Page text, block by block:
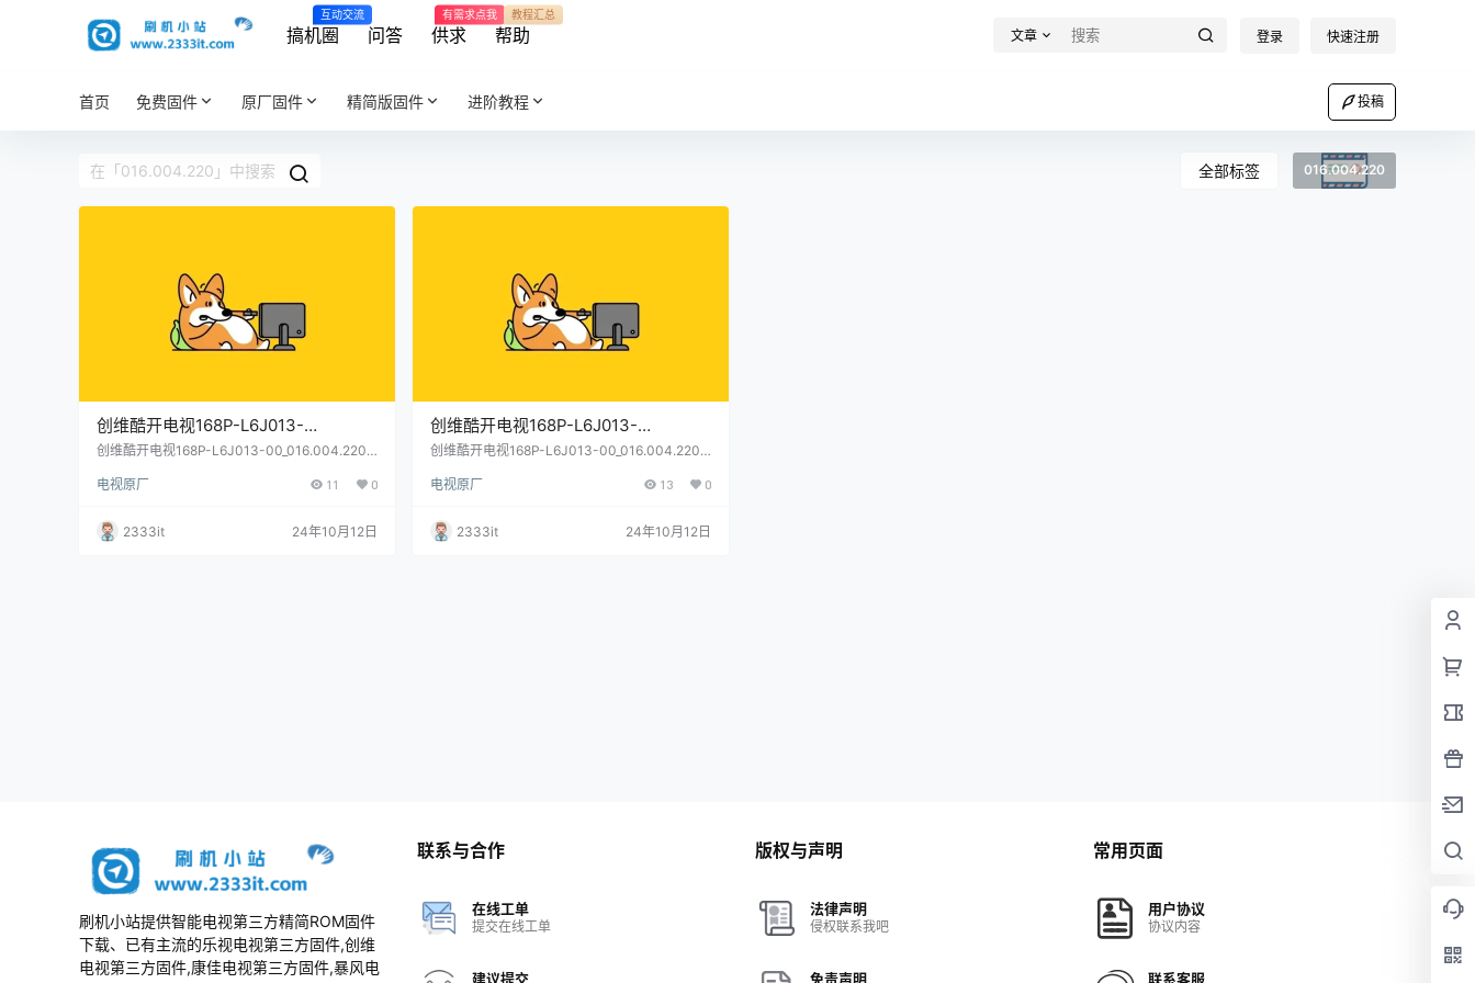
搞机圈
互动交流
问答 供求
有需求点我
帮助
教程汇总
文章 登录 快速注册
首页 免费固件 原厂固件 精简版固件 进阶教程 投稿
全部标签 016.004.220
创维酷开电视168P-L6J013-
00_016.004.220_7607-T65000-
创维酷开电视168P-L6J013-00_016.004.220_
电视原厂
11 0
2333it 24年10月12日
创维酷开电视168P-L6J013-
00_016.004.220_7607-T65000-
创维酷开电视168P-L6J013-00_016.004.220_
包
电视原厂 13 0
2333it 24年10月12日
刷机小站提供智能电视第三方精简ROM固件
下载、已有主流的乐视电视第三方固件,创维
电视第三方固件,康佳电视第三方固件,暴风电
联系与合作
在线工单
提交在线工单
建议提交
版权与声明
法律声明
侵权联系我吧
免责声明
常用页面
用户协议
协议内容
联系客服